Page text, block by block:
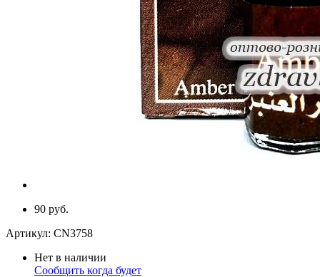
90 руб.
Артикул: CN3758
Нет в наличии
Сообщить когда будет